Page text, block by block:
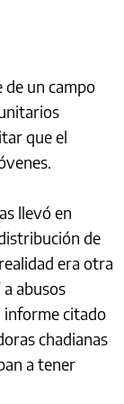
de un campo
que el
llevó en
de
era otra
abusos
informe citado
chadianas
a tener